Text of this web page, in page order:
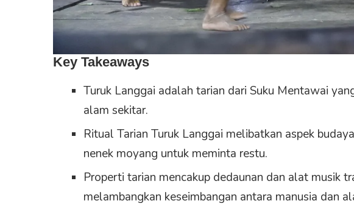
Key Takeaways
Turuk Langgai adalah tarian dari Suku Mentawai
alam sekitar.
Ritual Tarian Turuk Langgai melibatkan aspek
nenek moyang untuk meminta restu.
Properti tarian mencakup dedaunan dan alat musik
melambangkan keseimbangan antara manusia dan